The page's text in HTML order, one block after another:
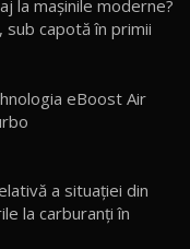
la mașinile moderne?
capotă în primii
eBoost Air
a situației din
la carburanți în